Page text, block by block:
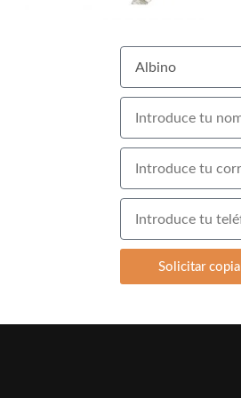
Solicitar copia